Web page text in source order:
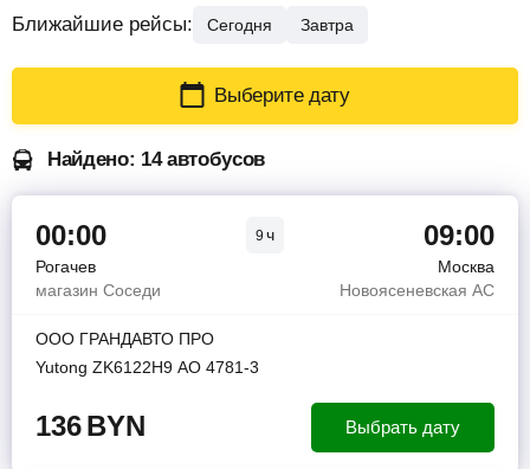
Ближайшие рейсы: Сегодня Завтра
Выберите дату
Найдено: 14 автобусов
00:00 9ч 09:00
Рогачев
Москва
магазин Соседи
Новоясеневская АС
ООО ГРАНДАВТО ПРО
Yutong ZK6122H9 АО 4781-3
136BYN Выбрать дату